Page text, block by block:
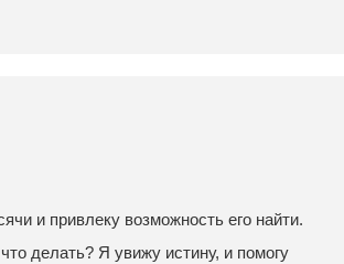
и привлеку возможность его найти.
делать? Я увижу истину, и помогу